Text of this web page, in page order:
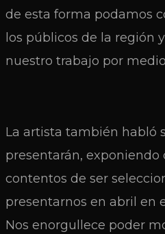
de esta forma podamos
los públicos de la región
nuestro trabajo por
La artista también habló
presentarán, exponiendo
contentos de ser
presentarnos en abril en
Nos enorgullece poder